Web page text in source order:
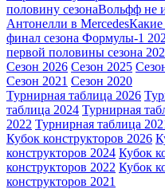
половину сезонаВольфф не
Антонелли в MercedesКакие
финал сезона Формулы-1
первой половины сезона
Сезон 2026 Сезон 2025
Сезон 2021 Сезон 2020
Турнирная таблица 2026
таблица 2024 Турнирная
2022 Турнирная таблица
Кубок конструкторов 2026
конструкторов 2024 Кубок
конструкторов 2022 Кубок
конструкторов 2021